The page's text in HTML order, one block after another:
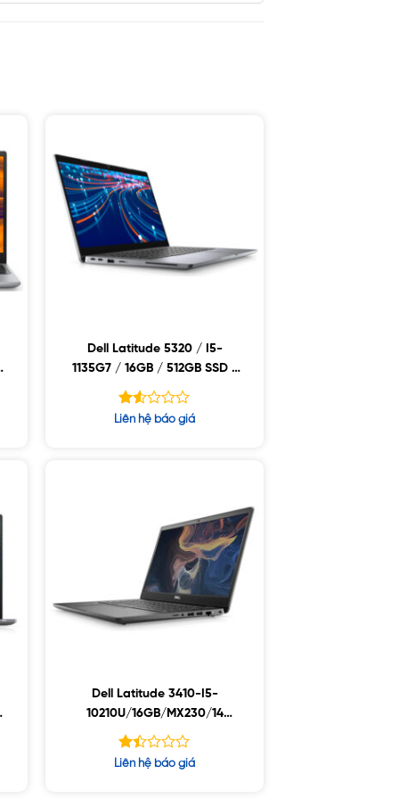
Dell Latitude 5320 / I5-
1135G7 / 16GB / 512GB SSD /
13.3 FHD / WIN10
Được
Liên hệ báo giá
Dell Latitude 3410-I5-
10210U/16GB/MX230/14
FHD/Win10 Pro
Được
Liên hệ báo giá